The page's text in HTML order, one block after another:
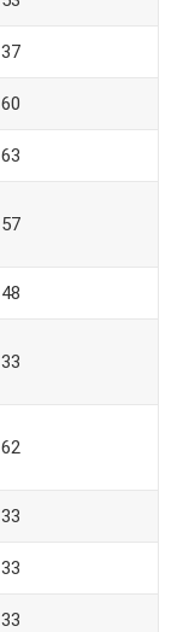
37
60
63
57
48
33
62
33
33
33